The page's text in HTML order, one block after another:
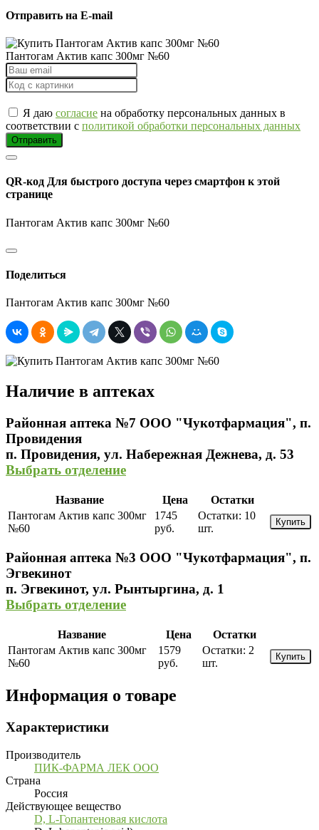
Отправить на E-mail
Пантогам Актив капс 300мг №60
Я даю согласие на обработку персональных данных в
соответствии с политикой обработки персональных данных
Отправить
QR-код Для быстрого доступа через смартфон к этой
странице
Пантогам Актив капс 300мг №60
Поделиться
Пантогам Актив капс 300мг №60
Наличие в аптеках
Районная аптека №7 ООО "Чукотфармация", п.
Провидения
п. Провидения, ул. Набережная Дежнева, д. 53
Выбрать отделение
Название Цена
Остатки
Пантогам Актив капс 300мг
№60
1745
руб.
Остатки: 10
шт.
Купить
Районная аптека №3 ООО "Чукотфармация", п.
Эгвекинот
п. Эгвекинот, ул. Рынтыргина, д. 1
Выбрать отделение
Название Цена
Остатки
Пантогам Актив капс 300мг
№60
1579
руб.
Остатки: 2
шт.
Купить
Информация о товаре
Характеристики
Производитель
ПИК-ФАРМА ЛЕК ООО
Страна
Россия
Действующее вещество
D, L-Гопантеновая кислота